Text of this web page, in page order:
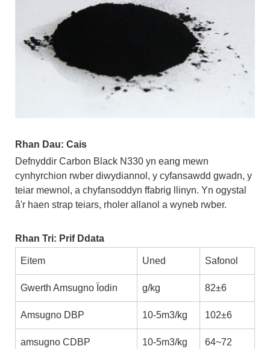
Rhan Dau: Cais
Defnyddir Carbon Black N330 yn eang mewn
cynhyrchion rwber diwydiannol, y cyfansawdd gwadn, y
teiar mewnol, a chyfansoddyn ffabrig llinyn. Yn ogystal
â'r haen strap teiars, rholer allanol a wyneb rwber.
Rhan Tri: Prif Ddata
Eitem Uned Safonol
Gwerth Amsugno Ïodin g/kg 82±6
Amsugno DBP 10-5m3/kg 102±6
amsugno CDBP 10-5m3/kg 64~72